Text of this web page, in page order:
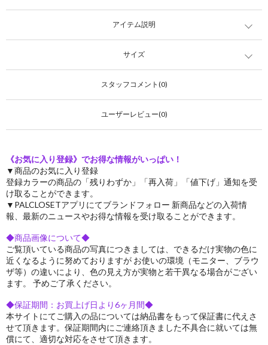
アイテム説明
サイズ
スタッフコメント(0)
ユーザーレビュー(0)
《お気に入り登録》でお得な情報がいっぱい！
▼商品のお気に入り登録
登録カラーの商品の「残りわずか」「再入荷」「値下げ」通知を受
け取ることができます。
▼PALCLOSETアプリにてブランドフォロー 新商品などの入荷情
報、最新のニュースやお得な情報を受け取ることができます。
◆商品画像について◆
ご覧頂いている商品の写真につきましては、できるだけ実物の色に
近くなるように努めておりますが お使いの環境（モニター、ブラウ
ザ等）の違いにより、色の見え方が実物と若干異なる場合がござい
ます。 予めご了承ください。
◆保証期間：お買上げ日より6ヶ月間◆
本サイトにてご購入の品については納品書をもって保証書に代えさ
せて頂きます。保証期間内にご連絡頂きました不具合に就いては無
償にて、適切な対応をさせて頂きます。